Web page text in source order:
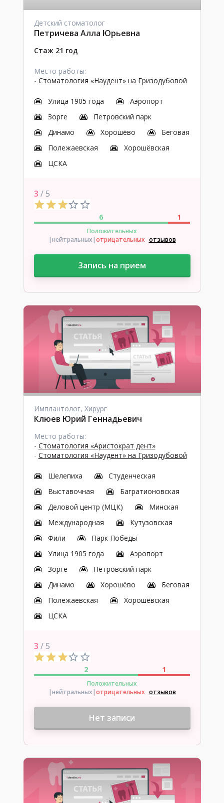
Детский стоматолог
Петричева Алла Юрьевна
Стаж 21 год
Место работы:
- Стоматология «Наудент» на Гризодубовой
Улица 1905 года
Аэропорт
Зорге
Петровский парк
Динамо
Хорошёво
Беговая
Полежаевская
Хорошёвская
ЦСКА
3 / 5
6 1
Положительных
|нейтральных|отрицательных отзывов
Запись на прием
Имплантолог, Хирург
Клюев Юрий Геннадьевич
Место работы:
- Стоматология «Аристократ дент»
- Стоматология «Наудент» на Гризодубовой
Шелепиха
Студенческая
Выставочная
Багратионовская
Деловой центр (МЦК)
Минская
Международная
Кутузовская
Фили
Парк Победы
Улица 1905 года
Аэропорт
Зорге
Петровский парк
Динамо
Хорошёво
Беговая
Полежаевская
Хорошёвская
ЦСКА
3 / 5
2 1
Положительных
|нейтральных|отрицательных отзывов
Нет записи